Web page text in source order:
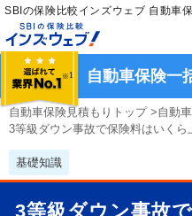
SBIの保険比較インズウェブ 自動車
自動車保険一
自動車保険見積もりトップ>自動
3等級ダウン事故で保険料はいく
基礎知識
3等級ダウン事故